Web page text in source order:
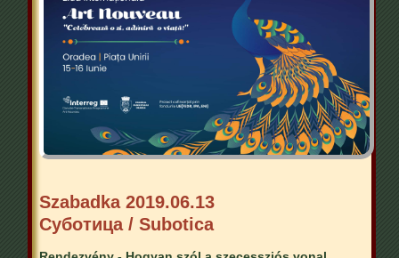
Szabadka 2019.06.13
Суботица / Subotica